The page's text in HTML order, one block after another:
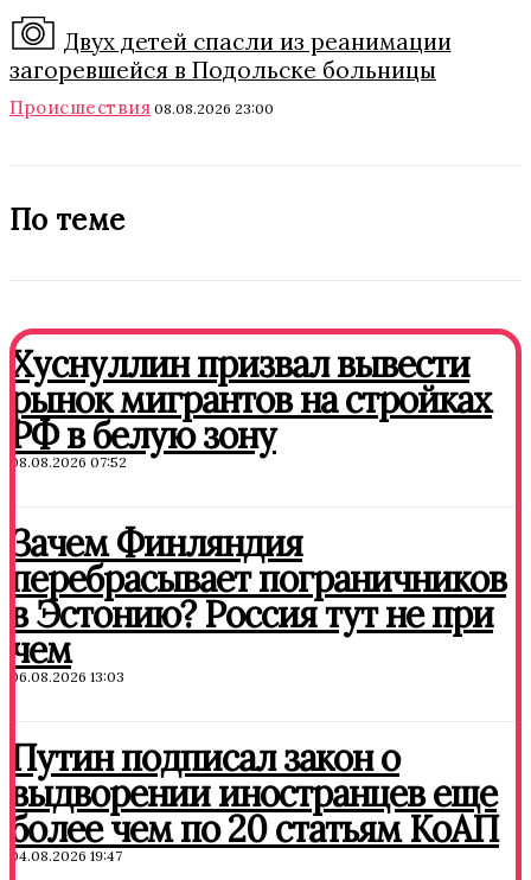
Двух детей спасли из реанимации
загоревшейся в Подольске больницы
Происшествия 08.08.2026 23:00
По теме
Хуснуллин призвал вывести
рынок мигрантов на стройках
РФ в белую зону
08.08.2026 07:52
Зачем Финляндия
перебрасывает пограничников
в Эстонию? Россия тут не при
чем
06.08.2026 13:03
Путин подписал закон о
выдворении иностранцев еще
более чем по 20 статьям КоАП
04.08.2026 19:47